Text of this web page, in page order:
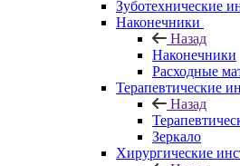
Зуботехнические
Наконечники
Назад
Наконечники
Расходные
Терапевтические
Назад
Зеркало
Хирургические